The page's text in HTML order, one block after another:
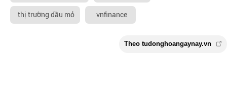
thị trường dầu mỏ vnfinance